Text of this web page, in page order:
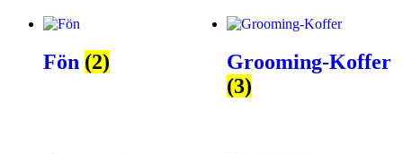
Fön (2)
Grooming-Koffer
(3)